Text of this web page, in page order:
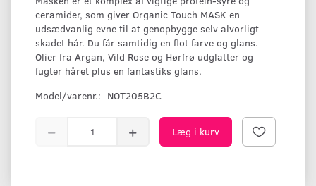
ceramider, som giver Organic Touch MASK en
udsædvanlig evne til at genopbygge selv alvorligt
skadet hår. Du får samtidig en flot farve og glans.
Olier fra Argan, Vild Rose og Hørfrø udglatter og
fugter håret plus en fantastiks glans.
Model/varenr.: NOT205B2C
Læg i kurv